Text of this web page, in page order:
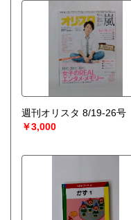
週刊オリスタ 8/19-26号
￥3,000